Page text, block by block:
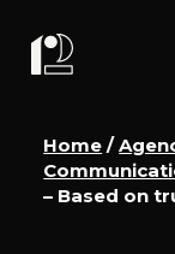
Home /
– Based on